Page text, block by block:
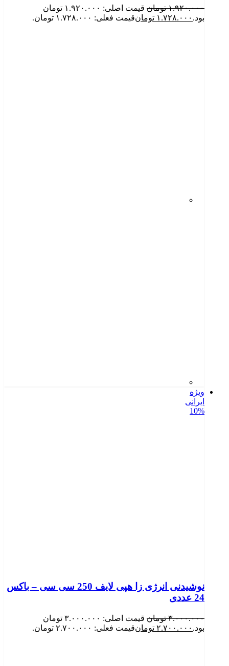
۱.۹۲۰.۰۰۰ تومان
قیمت اصلی: ۱.۹۲۰.۰۰۰ تومان
بود. ۱.۷۲۸.۰۰۰ تومانقیمت فعلی: ۱.۷۲۸.۰۰۰ تومان.
ویژه
ایرانی
10%
نوشیدنی انرژی زا هپی لایف 250 سی سی – باکس
24 عددی
۳.۰۰۰.۰۰۰ تومان
قیمت اصلی: ۳.۰۰۰.۰۰۰ تومان
بود. ۲.۷۰۰.۰۰۰ تومانقیمت فعلی: ۲.۷۰۰.۰۰۰ تومان.